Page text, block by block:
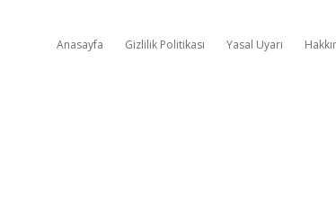
Anasayfa Gizlilik Politikası Yasal Uyarı